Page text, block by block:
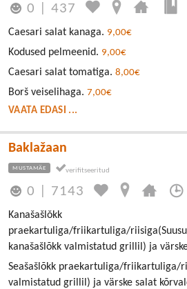
0 |437
Caesari salat kanaga. 9,00€
Kodused pelmeenid. 9,00€
Caesari salat tomatiga. 8,00€
Borš veiselihaga. 7,00€
VAATA EDASI ...
Baklažaan
MUSTAMÄE
0 7143
Kanašašlǒkk
praekartuliga/friikartuliga/
kanašašlõkk valmistatud grillil) ja
Seašašlõkk praekartuliga/friikartuliga/
valmistatud grillil) ja värske salat